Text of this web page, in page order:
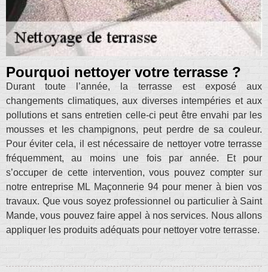
Pourquoi nettoyer votre terrasse ?
Durant toute l’année, la terrasse est exposé aux
changements climatiques, aux diverses intempéries et aux
pollutions et sans entretien celle-ci peut être envahi par les
mousses et les champignons, peut perdre de sa couleur.
Pour éviter cela, il est nécessaire de nettoyer votre terrasse
fréquemment, au moins une fois par année. Et pour
s’occuper de cette intervention, vous pouvez compter sur
notre entreprise ML Maçonnerie 94 pour mener à bien vos
travaux. Que vous soyez professionnel ou particulier à Saint
Mande, vous pouvez faire appel à nos services. Nous allons
appliquer les produits adéquats pour nettoyer votre terrasse.